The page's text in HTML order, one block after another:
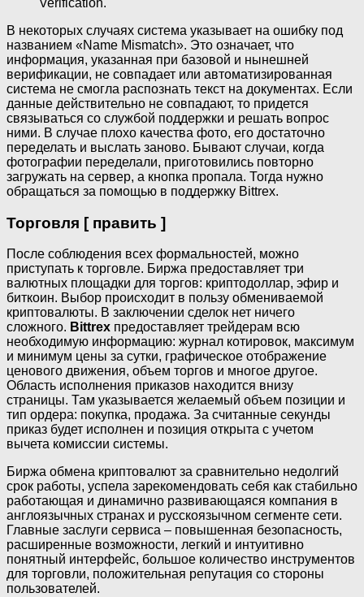
В некоторых случаях система указывает на ошибку под
названием «Name Mismatch». Это означает, что
информация, указанная при базовой и нынешней
верификации, не совпадает или автоматизированная
система не смогла распознать текст на документах. Если
данные действительно не совпадают, то придется
связываться со службой поддержки и решать вопрос
ними. В случае плохо качества фото, его достаточно
переделать и выслать заново. Бывают случаи, когда
фотографии переделали, приготовились повторно
загружать на сервер, а кнопка пропала. Тогда нужно
обращаться за помощью в поддержку Bittrex.
Торговля [ править ]
После соблюдения всех формальностей, можно
приступать к торговле. Биржа предоставляет три
валютных площадки для торгов: криптодоллар, эфир и
биткоин. Выбор происходит в пользу обмениваемой
криптовалюты. В заключении сделок нет ничего
сложного. Bittrex предоставляет трейдерам всю
необходимую информацию: журнал котировок, максимум
и минимум цены за сутки, графическое отображение
ценового движения, объем торгов и многое другое.
Область исполнения приказов находится внизу
страницы. Там указывается желаемый объем позиции и
тип ордера: покупка, продажа. За считанные секунды
приказ будет исполнен и позиция открыта с учетом
вычета комиссии системы.
Биржа обмена криптовалют за сравнительно недолгий
срок работы, успела зарекомендовать себя как стабильно
работающая и динамично развивающаяся компания в
англоязычных странах и русскоязычном сегменте сети.
Главные заслуги сервиса – повышенная безопасность,
расширенные возможности, легкий и интуитивно
понятный интерфейс, большое количество инструментов
для торговли, положительная репутация со стороны
пользователей.